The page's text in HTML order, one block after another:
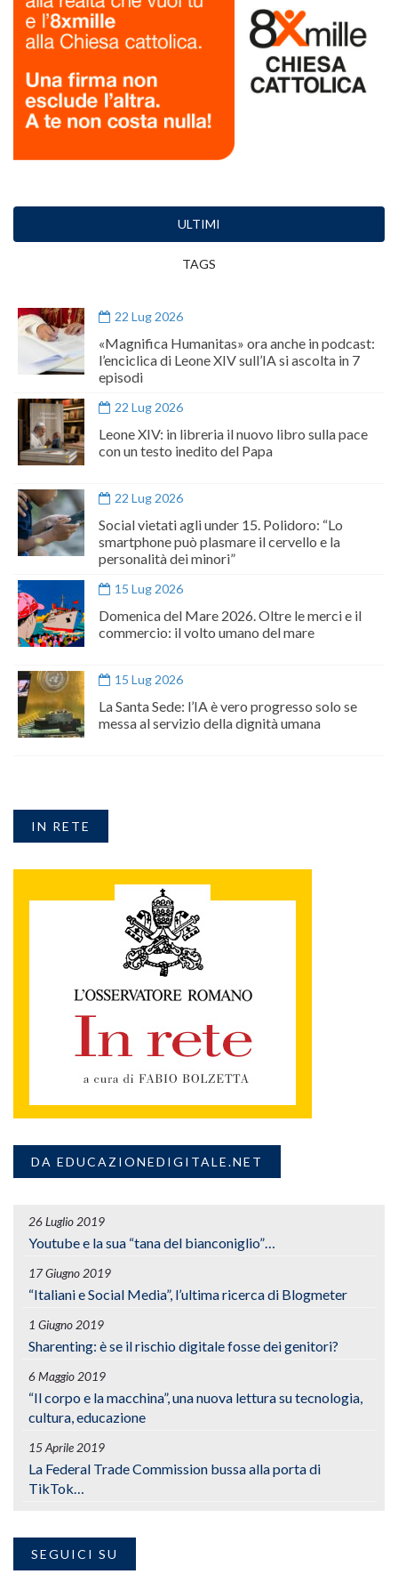
ULTIMI
TAGS
22 Lug 2026
«Magnifica Humanitas» ora anche in podcast:
l’enciclica di Leone XIV sull’IA si ascolta in 7
episodi
22 Lug 2026
Leone XIV: in libreria il nuovo libro sulla pace
con un testo inedito del Papa
22 Lug 2026
Social vietati agli under 15. Polidoro: “Lo
smartphone può plasmare il cervello e la
personalità dei minori”
15 Lug 2026
Domenica del Mare 2026. Oltre le merci e il
commercio: il volto umano del mare
15 Lug 2026
La Santa Sede: l’IA è vero progresso solo se
messa al servizio della dignità umana
IN RETE
DA EDUCAZIONEDIGITALE.NET
26 Luglio 2019
Youtube e la sua “tana del bianconiglio”…
17 Giugno 2019
“Italiani e Social Media”, l’ultima ricerca di Blogmeter
1 Giugno 2019
Sharenting: è se il rischio digitale fosse dei genitori?
6 Maggio 2019
“Il corpo e la macchina”, una nuova lettura su tecnologia,
cultura, educazione
15 Aprile 2019
La Federal Trade Commission bussa alla porta di
TikTok…
SEGUICI SU